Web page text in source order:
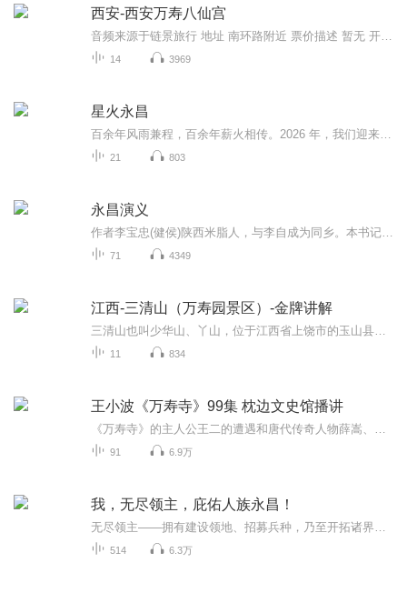
西安-西安万寿八仙宫
14 3969
星火永昌
21 803
永昌演义
71 4349
江西-三清山（万寿园景区）-金牌讲解
11 834
王小波《万寿寺》99集 枕边文史馆播讲
91 6.9万
我，无尽领主，庇佑人族永昌！
514 6.3万